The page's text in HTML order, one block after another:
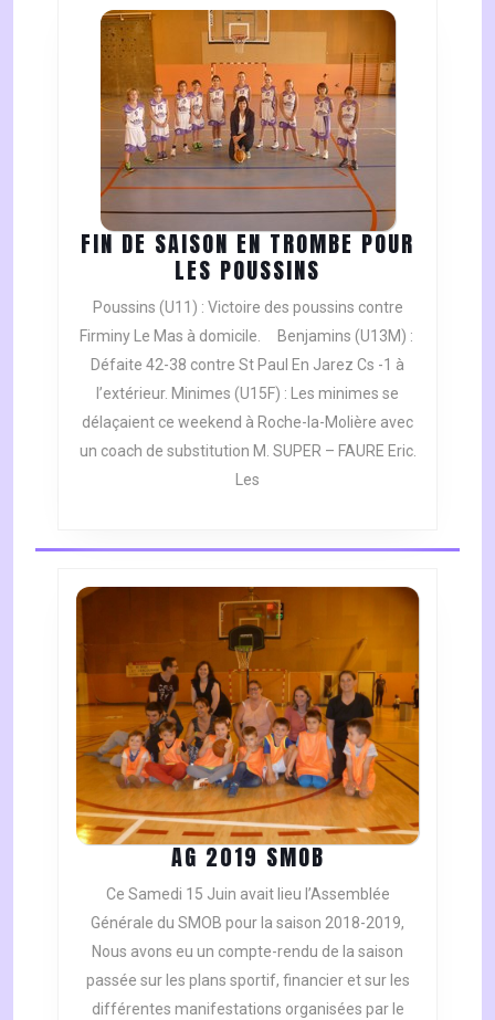
FIN DE SAISON EN TROMBE POUR
LES POUSSINS
DE
SAISON
EN
TROMBE
POUR
LES
POUSSINS
Poussins (U11) : Victoire des poussins contre
Firminy Le Mas à domicile. Benjamins (U13M) :
Défaite 42-38 contre St Paul En Jarez Cs -1 à
l’extérieur. Minimes (U15F) : Les minimes se
délaçaient ce weekend à Roche-la-Molière avec
un coach de substitution M. SUPER – FAURE Eric.
Les
AG 2019 SMOBAG
2019
SMOB
Ce Samedi 15 Juin avait lieu l’Assemblée
Générale du SMOB pour la saison 2018-2019,
Nous avons eu un compte-rendu de la saison
passée sur les plans sportif, financier et sur les
différentes manifestations organisées par le